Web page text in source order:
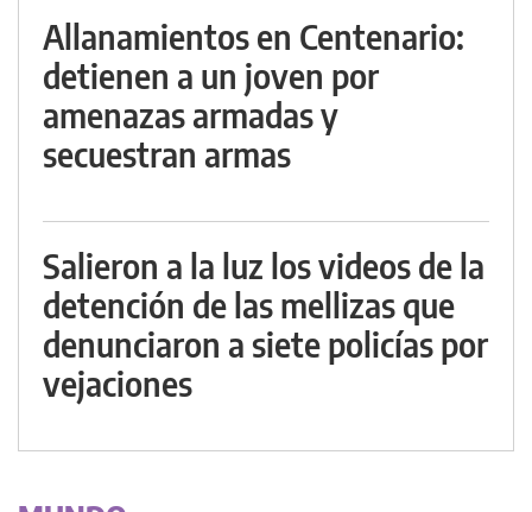
Allanamientos en Centenario:
detienen a un joven por
amenazas armadas y
secuestran armas
Salieron a la luz los videos de la
detención de las mellizas que
denunciaron a siete policías por
vejaciones